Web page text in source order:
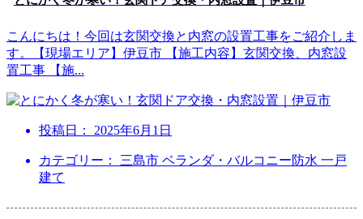
こんにちは！今回は玄関交換と内窓の設置工事をご紹介しま
す。【現場エリア】伊豆市 【施工内容】玄関交換、内窓設
置工事 【施...
投稿日： 2025年6月1日
カテゴリー： 三島市 ベランダ・バルコニー防水 一戸
建て